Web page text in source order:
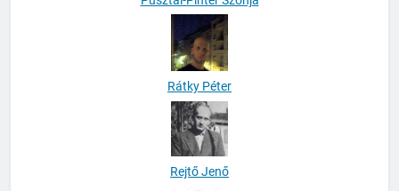
Rátky Péter
Rejtő Jenő